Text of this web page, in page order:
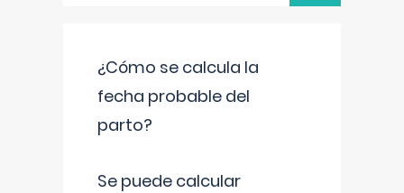
¿Cómo se calcula la
fecha probable del
parto?
Se puede calcular